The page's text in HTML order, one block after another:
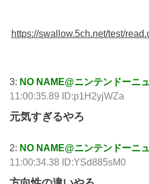
https://swallow.5ch.net/test/
3: NO NAME@ニンテンドーニ
11:00:35.89 ID:p1H2yjWZa
元気すぎるやろ
2: NO NAME@ニンテンドーニ
11:00:34.38 ID:YSd885sM0